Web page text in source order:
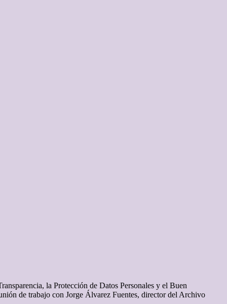
la Protección de Datos Personales y el Buen
de trabajo con Jorge Álvarez Fuentes, director del Archivo